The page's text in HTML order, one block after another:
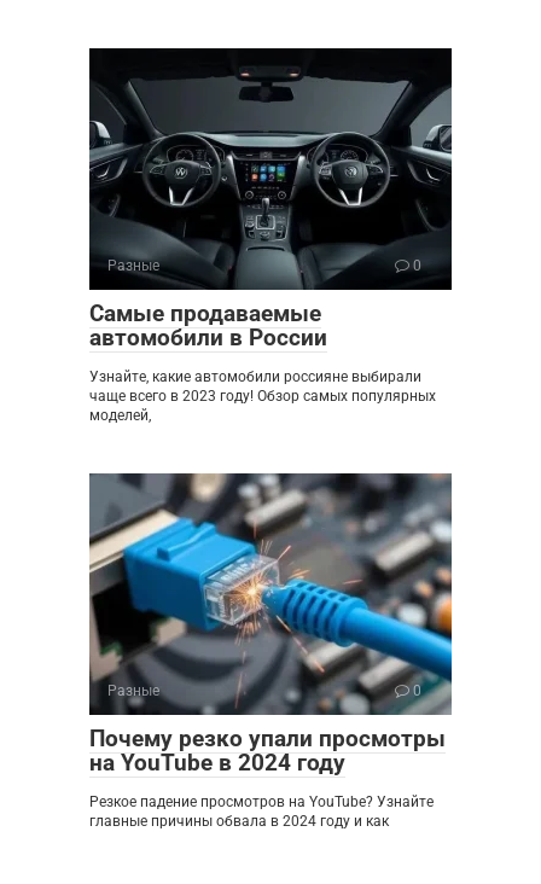
Разные 0
Самые продаваемые
автомобили в России
Узнайте, какие автомобили россияне выбирали
чаще всего в 2023 году! Обзор самых популярных
моделей,
Разные 0
Почему резко упали просмотры
на YouTube в 2024 году
Резкое падение просмотров на YouTube? Узнайте
главные причины обвала в 2024 году и как